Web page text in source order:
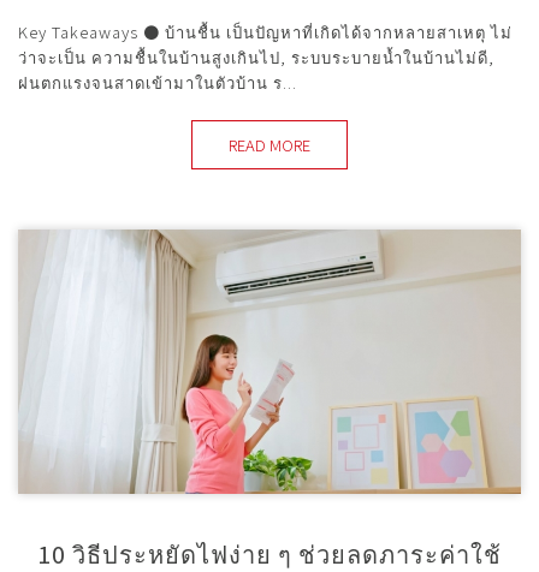
Key Takeaways ● บ้านชื้น เป็นปัญหาที่เกิดได้จากหลายสาเหตุ ไม่
ว่าจะเป็น ความชื้นในบ้านสูงเกินไป, ระบบระบายน้ำในบ้านไม่ดี,
ฝนตกแรงจนสาดเข้ามาในตัวบ้าน ร...
READ MORE
10 วิธีประหยัดไฟง่าย ๆ ช่วยลดภาระค่าใช้